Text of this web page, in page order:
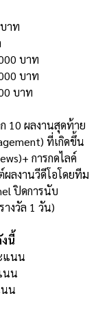
าท
บาท
บาท
บาท
10 ผลงานสุดท้าย
ที่เกิดขึ้น
การกดไลค์
ผลงานวีดีโอโดยทีม
ปิดการนับ
งวัล 1 วัน)
นี้
แนน
นน
นน